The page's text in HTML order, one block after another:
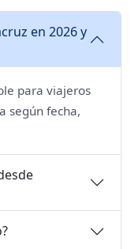
en 2026 y
para viajeros
según fecha,